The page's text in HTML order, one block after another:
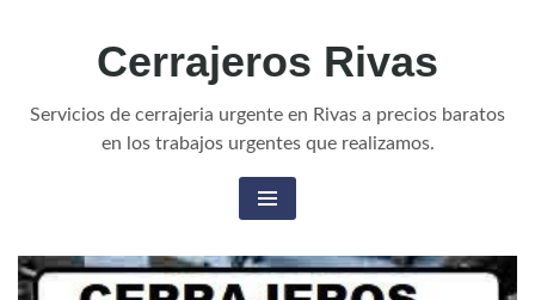
Cerrajeros Rivas
Servicios de cerrajeria urgente en Rivas a precios baratos
en los trabajos urgentes que realizamos.